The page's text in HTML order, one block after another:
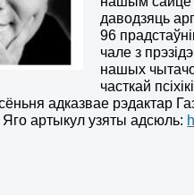
даводзяць
96
чале з
нашых
часткай
адказвае рэдактар
артыкул узяты адсюль: